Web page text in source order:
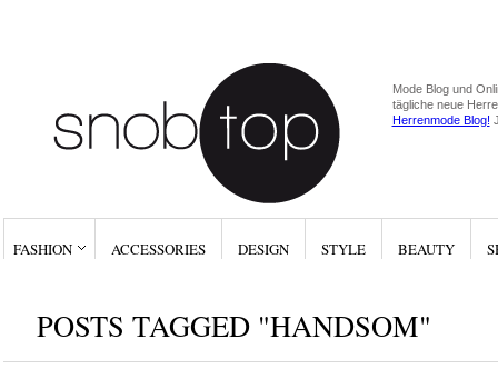
Mode Blog und
tägliche neue
Herrenmode Blog!
FASHION ACCESSORIES DESIGN STYLE BEAUTY
POSTS TAGGED "HANDSOM"